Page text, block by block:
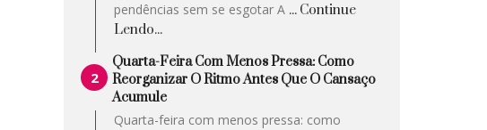
pendências sem se esgotar A ... Continue
Lendo...
Quarta-Feira Com Menos Pressa: Como
Reorganizar O Ritmo Antes Que O Cansaço
Acumule
Quarta-feira com menos pressa: como